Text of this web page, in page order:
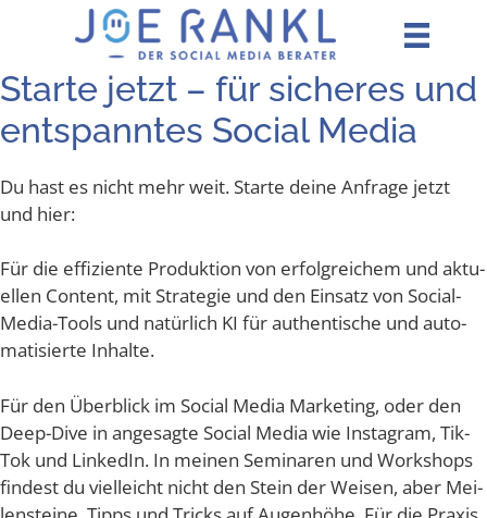
Star­te jetzt – für siche­res und
ent­spann­tes Social Media
Du hast es nicht mehr weit. Star­te dei­ne Anfra­ge jetzt
und hier:
Für die effi­zi­en­te Pro­duk­ti­on von erfolg­rei­chem und aktu­
el­len Con­tent, mit Stra­te­gie und den Ein­satz von Social-
Media-Tools und natür­lich KI für authen­ti­sche und auto­
ma­ti­sier­te Inhalte.
Für den Über­blick im Social Media Mar­ke­ting, oder den
Deep-Dive in ange­sag­te Social Media wie Insta­gram, Tik­
Tok und Lin­ke­dIn. In mei­nen Semi­na­ren und Work­shops
fin­dest du viel­leicht nicht den Stein der Wei­sen, aber Mei­